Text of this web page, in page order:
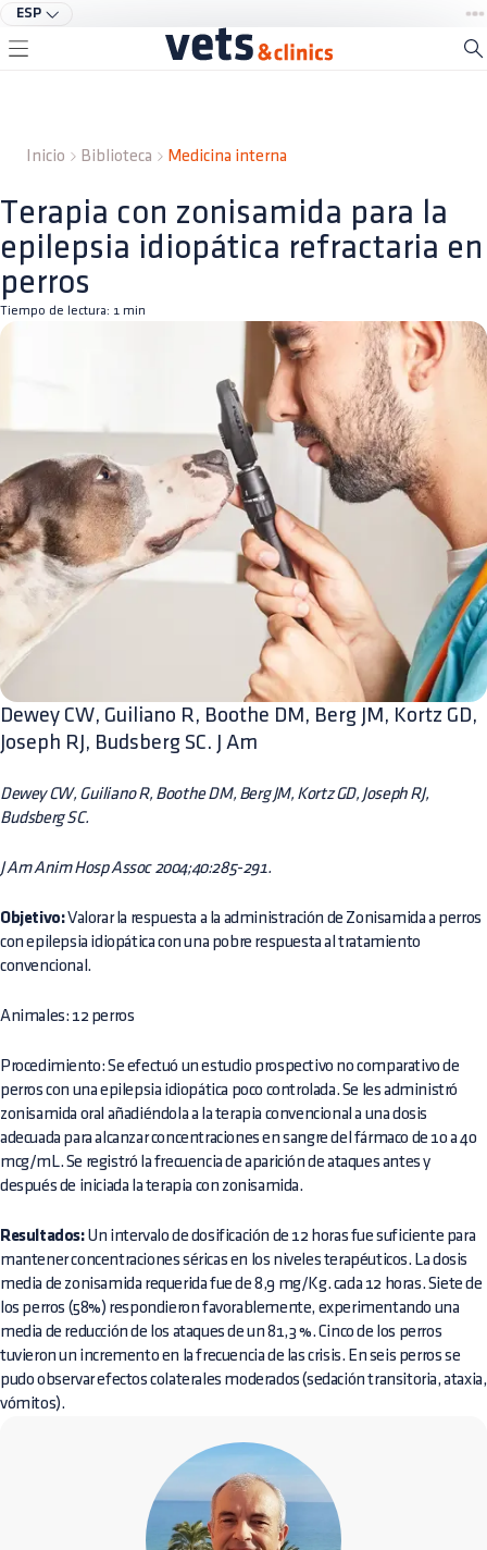
ESP
Inicio Biblioteca Medicina interna
Terapia con zonisamida para la
epilepsia idiopática refractaria en
perros
Tiempo de lectura: 1 min
Dewey CW, Guiliano R, Boothe DM, Berg JM, Kortz GD,
Joseph RJ, Budsberg SC. J Am
Dewey CW, Guiliano R, Boothe DM, Berg JM, Kortz GD, Joseph RJ,
Budsberg SC.
J Am Anim Hosp Assoc 2004;40:285-291.
Objetivo:Valorar la respuesta a la administración de Zonisamida a perros
con epilepsia idiopática con una pobre respuesta al tratamiento
convencional.
Animales: 12 perros
Procedimiento: Se efectuó un estudio prospectivo no comparativo de
perros con una epilepsia idiopática poco controlada. Se les administró
zonisamida oral añadiéndola a la terapia convencional a una dosis
adecuada para alcanzar concentraciones en sangre del fármaco de 10 a 40
mcg/mL. Se registró la frecuencia de aparición de ataques antes y
después de iniciada la terapia con zonisamida.
Resultados:Un intervalo de dosificación de 12 horas fue suficiente para
mantener concentraciones séricas en los niveles terapéuticos. La dosis
media de zonisamida requerida fue de 8,9 mg/Kg. cada 12 horas. Siete de
los perros (58%) respondieron favorablemente, experimentando una
media de reducción de los ataques de un 81,3 %. Cinco de los perros
tuvieron un incremento en la frecuencia de las crisis. En seis perros se
pudo observar efectos colaterales moderados (sedación transitoria, ataxia,
vómitos).